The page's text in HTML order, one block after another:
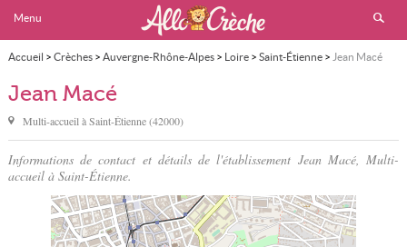
Menu
Accueil > Crèches> Auvergne-Rhône-Alpes> Loire> Saint-Étienne> Jean Macé
Jean Macé
Multi-accueil àSaint-Étienne(42000)
Informations de contact et détails de l'établissement Jean Macé, Multi-
accueil à Saint-Étienne.